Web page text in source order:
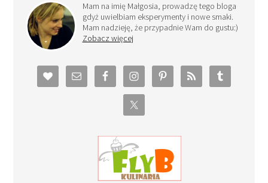
Mam na imię Małgosia, prowadzę tego bloga
gdyż uwielbiam eksperymenty i nowe smaki.
Mam nadzieję, że przypadnie Wam do gustu:)
Zobacz więcej